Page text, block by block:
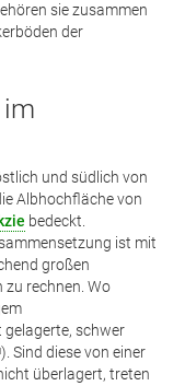
extern)
sie zusammen
der
im
und südlich von
Albhochfläche von
bedeckt.
ist mit
großen
zu rechnen. Wo
schwer
). Sind diese von einer
überlagert, treten